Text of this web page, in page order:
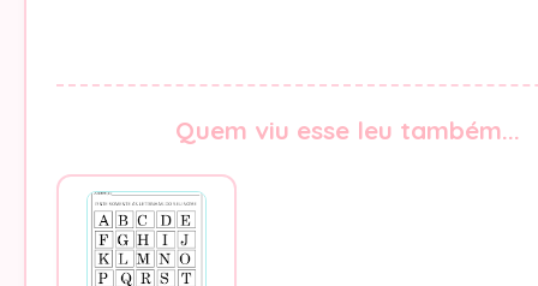
Quem viu esse leu também...